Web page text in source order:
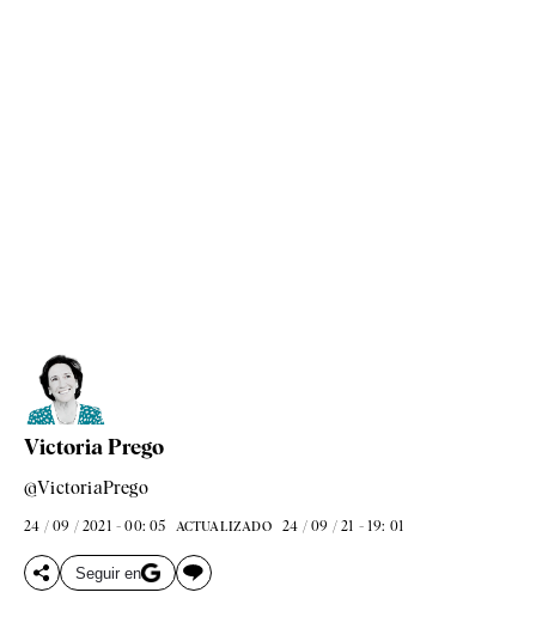
Victoria Prego
@VictoriaPrego
24 / 09 / 2021 - 00: 05 ACTUALIZADO 24 / 09 / 21 - 19: 01
Seguir en